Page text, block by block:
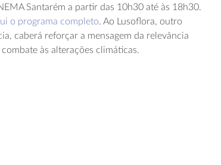
Santarém a partir das 10h30 até às 18h30.
o programa completo. Ao Lusoflora, outro
caberá reforçar a mensagem da relevância
às alterações climáticas.